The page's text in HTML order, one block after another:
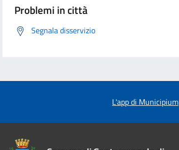
Problemi in città
Segnala disservizio
L'app di Municipium